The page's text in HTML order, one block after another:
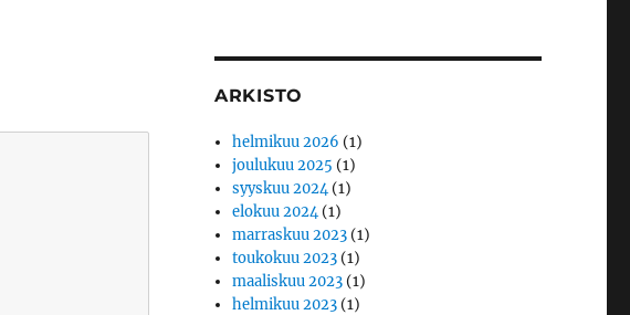
ARKISTO
helmikuu 2026 (1)
joulukuu 2025 (1)
syyskuu 2024(1)
elokuu 2024(1)
marraskuu 2023 (1)
toukokuu 2023 (1)
maaliskuu 2023 (1)
helmikuu 2023 (1)